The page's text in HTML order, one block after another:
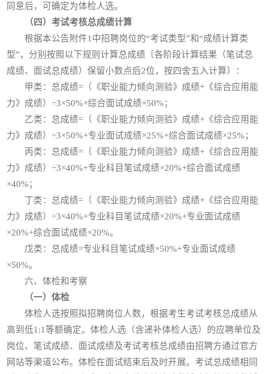
同意后，可确定为体检人选。
（四）考试考核总成绩计算
根据本公告附件1中招聘岗位的“考试类型”和“成绩计算类
型”，分别按照以下规则计算总成绩〔各阶段计算结果（笔试总
成绩、面试总成绩）保留小数点后2位，按四舍五入计算〕：
甲类：总成绩=（《职业能力倾向测验》成绩+《综合应用能
力》成绩）÷3×50%+综合面试成绩×50%；
乙类：总成绩=（《职业能力倾向测验》成绩+《综合应用能
力》成绩）÷3×50%+专业面试成绩×25%+综合面试成绩×25%；
丙类：总成绩=（《职业能力倾向测验》成绩+《综合应用能
力》成绩）÷3×40%+专业科目笔试成绩×20%+综合面试成绩
×40%；
丁类：总成绩=（《职业能力倾向测验》成绩+《综合应用能
力》成绩）÷3×40%+专业科目笔试成绩×20%+专业面试成绩
×20%+综合面试成绩×20%。
戊类：总成绩=专业科目笔试成绩×50%+专业面试成绩
×50%。
六、体检和考察
（一）体检
体检人选按照拟招聘岗位人数，根据考生考试考核总成绩从
高到低1:1等额确定。体检人选（含递补体检人选）的应聘单位及
岗位、笔试成绩、面试成绩及考试考核总成绩由招聘方通过官方
网站等渠道公布。体检在面试结束后及时开展。考试总成绩相同